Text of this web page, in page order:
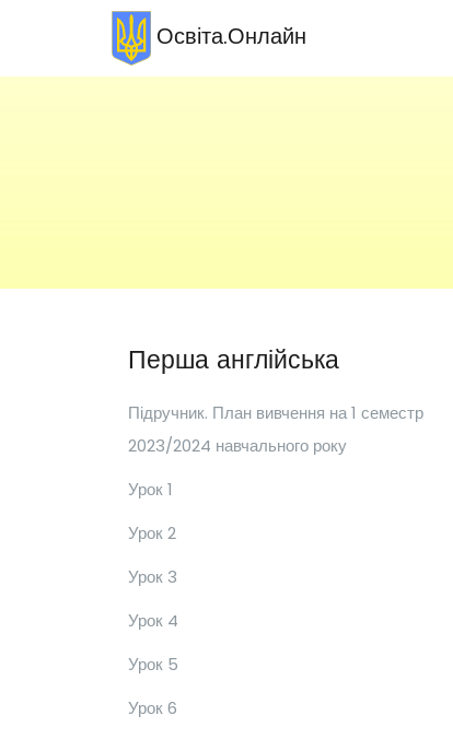
Освіта.Онлайн
Перша англійська
Підручник. План вивчення на 1 семестр
2023/2024 навчального року
Урок 1
Урок 2
Урок 3
Урок 4
Урок 5
Урок 6